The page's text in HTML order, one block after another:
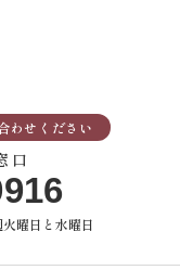
わせください
口
曜日と水曜日